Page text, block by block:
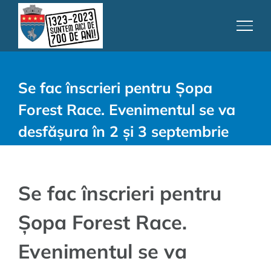
content
Se fac înscrieri pentru Șopa
Forest Race. Evenimentul se va
desfășura în 2 și 3 septembrie
Se fac înscrieri pentru
Șopa Forest Race.
Evenimentul se va